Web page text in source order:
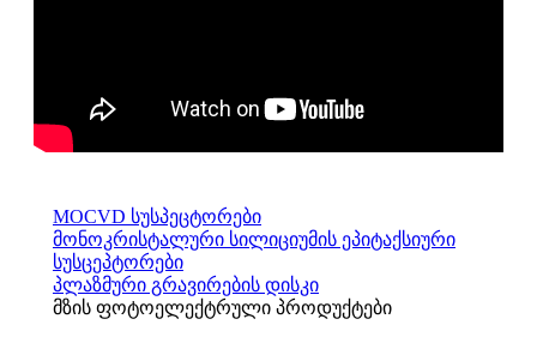
MOCVD სუსპეცტორები
მონოკრისტალური სილიციუმის ეპიტაქსიური
სუსცეპტორები
პლაზმური გრავირების დისკი
მზის ფოტოელექტრული პროდუქტები